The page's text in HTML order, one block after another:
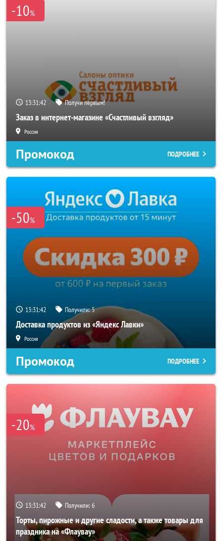
-10%
13:31:40 Получи первым!
Заказ в интернет-магазине «Счастливый взгляд»
Россия
Промокод ПОДРОБНЕЕ
-50%
13:31:40 Получили:5
Доставка продуктов из «Яндекс Лавки»
Россия
Промокод ПОДРОБНЕЕ
-20%
13:31:40 Получили:6
Торты, пирожные и другие сладости, а также товары для
праздника на «Флаувау»